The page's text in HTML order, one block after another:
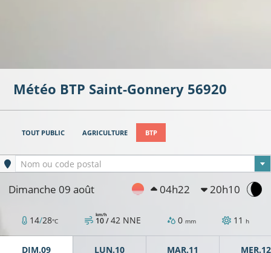
Météo BTP Saint-Gonnery 56920
TOUT PUBLIC AGRICULTURE BTP
Ville sélectionnée
Nom ou code postal
Dimanche 09 août 04h22 20h10
14/28°C 10 /
km/h 42 NNE 0 mm 11 h
DIM.09 LUN.10 MAR.11 MER.12